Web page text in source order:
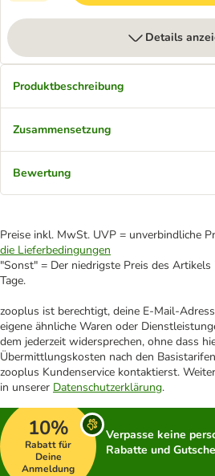
Details
Produktbeschreibung
Zusammensetzung
Bewertung
Preise inkl. MwSt. UVP = unverbindliche
die Lieferbedingungen
"Sonst" = Der niedrigste Preis des
Tage.
zooplus ist berechtigt, deine E-Mail-
eigene ähnliche Waren oder
dem jederzeit widersprechen, ohne dass
Übermittlungskosten nach den
zooplus Kundenservice kontaktierst.
in unserer Datenschutzerklärung.
10%
Rabatt für
Deine
Anmeldung
Verpasse keine
Rabatte und